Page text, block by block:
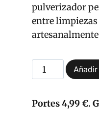
pulverizador
entre
artesanalmente
Agua
Contra
y
Portes 4,99 €.